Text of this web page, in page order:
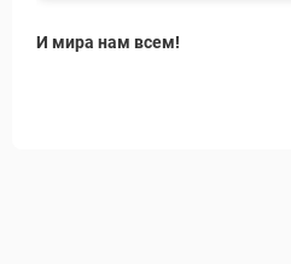
И мира нам всем!